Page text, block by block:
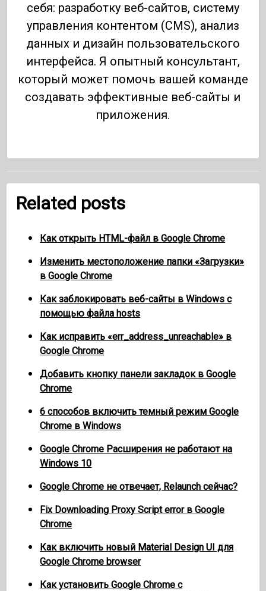
себя: разработку веб-сайтов, систему
управления контентом (CMS), анализ
данных и дизайн пользовательского
интерфейса. Я опытный консультант,
который может помочь вашей команде
создавать эффективные веб-сайты и
приложения.
Related posts
Как открыть HTML-файл в Google Chrome
Изменить местоположение папки «Загрузки»
в Google Chrome
Как заблокировать веб-сайты в Windows с
помощью файла hosts
Как исправить «err_address_unreachable» в
Google Chrome
Добавить кнопку панели закладок в Google
Chrome
6 способов включить темный режим Google
Chrome в Windows
Google Chrome Расширения не работают на
Windows 10
Google Chrome не отвечает, Relaunch сейчас?
Fix Downloading Proxy Script error в Google
Chrome
Как включить новый Material Design UI для
Google Chrome browser
Как установить Google Chrome с